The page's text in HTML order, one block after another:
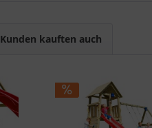
Kunden kauften auch